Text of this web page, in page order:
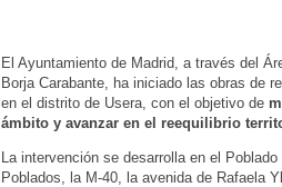
El Ayuntamiento de Madrid, a través del
Borja Carabante, ha iniciado las obras de
en el distrito de Usera, con el objetivo de
ámbito y avanzar en el reequilibrio
La intervención se desarrolla en el
Poblados, la M-40, la avenida de Rafaela